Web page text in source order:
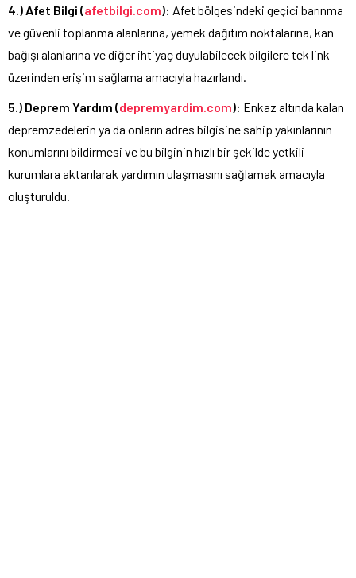
4.) Afet Bilgi (afetbilgi.com): Afet bölgesindeki geçici barınma
ve güvenli toplanma alanlarına, yemek dağıtım noktalarına, kan
bağışı alanlarına ve diğer ihtiyaç duyulabilecek bilgilere tek link
üzerinden erişim sağlama amacıyla hazırlandı.
5.) Deprem Yardım (depremyardim.com): Enkaz altında kalan
depremzedelerin ya da onların adres bilgisine sahip yakınlarının
konumlarını bildirmesi ve bu bilginin hızlı bir şekilde yetkili
kurumlara aktarılarak yardımın ulaşmasını sağlamak amacıyla
oluşturuldu.